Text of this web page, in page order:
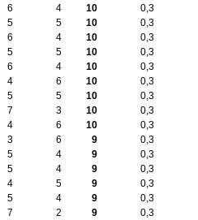
6 4 10 0,3
5 5 10 0,3
6 4 10 0,3
5 5 10 0,3
6 4 10 0,3
4 6 10 0,3
5 5 10 0,3
7 3 10 0,3
4 6 10 0,3
3 6 9 0,3
5 4 9 0,3
5 4 9 0,3
4 5 9 0,3
5 4 9 0,3
7 2 9 0,3